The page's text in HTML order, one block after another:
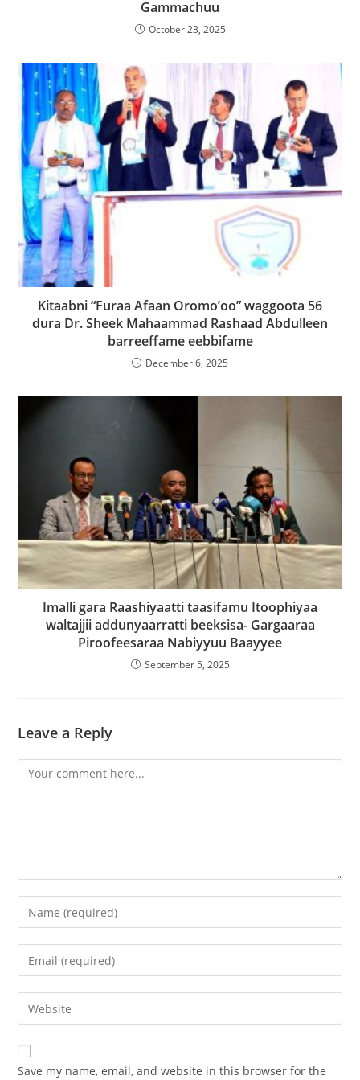
Gammachuu
October 23, 2025
Kitaabni “Furaa Afaan Oromo’oo” waggoota 56
dura Dr. Sheek Mahaammad Rashaad Abdulleen
barreeffame eebbifame
December 6, 2025
Imalli gara Raashiyaatti taasifamu Itoophiyaa
waltajjii addunyaarratti beeksisa- Gargaaraa
Piroofeesaraa Nabiyyuu Baayyee
September 5, 2025
Leave a Reply
Save my name, email, and website in this browser for the